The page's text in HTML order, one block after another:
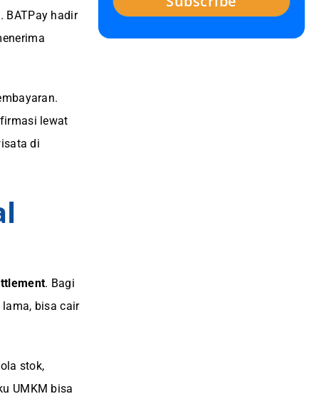
BATPay hadir
lewat
di
. Bagi
bisa cair
stok,
UMKM bisa